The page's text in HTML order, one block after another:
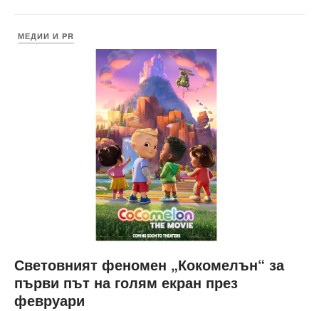
МЕДИИ И PR
Световният феномен „Кокомелън“ за
първи път на голям екран през
февруари